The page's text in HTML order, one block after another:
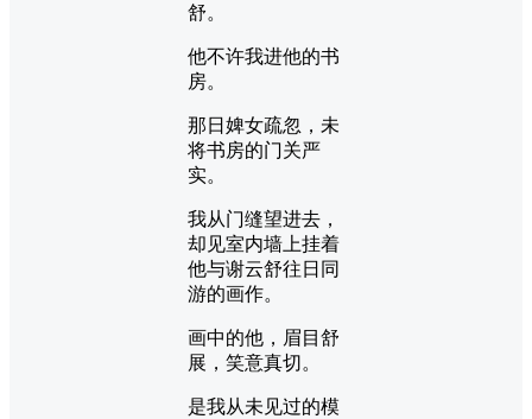
舒。
他不许我进他的书
房。
那日婢女疏忽，未
将书房的门关严
实。
我从门缝望进去，
却见室内墙上挂着
他与谢云舒往日同
游的画作。
画中的他，眉目舒
展，笑意真切。
是我从未见过的模